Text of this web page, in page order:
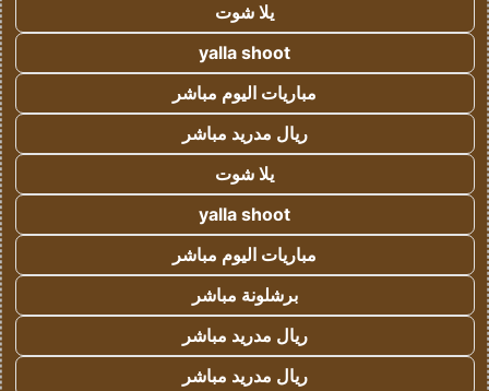
يلا شوت
yalla shoot
مباريات اليوم مباشر
ريال مدريد مباشر
يلا شوت
yalla shoot
مباريات اليوم مباشر
برشلونة مباشر
ريال مدريد مباشر
ريال مدريد مباشر